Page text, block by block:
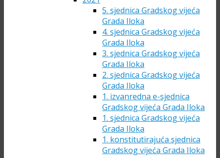
5. sjednica Gradskog vijeća
Grada Iloka
4. sjednica Gradskog vijeća
Grada Iloka
3. sjednica Gradskog vijeća
Grada Iloka
2. sjednica Gradskog vijeća
Grada Iloka
1. izvanredna e-sjednica
Gradskog vijeća Grada Iloka
1. sjednica Gradskog vijeća
Grada Iloka
1. konstitutirajuća sjednica
Gradskog vijeća Grada Iloka